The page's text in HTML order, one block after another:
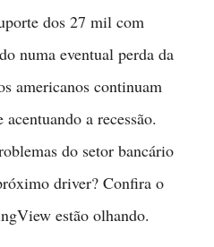
dos 27 mil com
numa eventual perda da
americanos continuam
a recessão.
do setor bancário
driver? Confira o
estão olhando.